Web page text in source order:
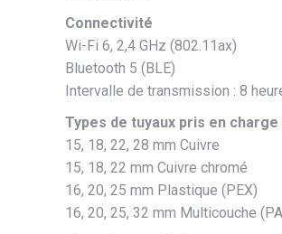
Connectivité
Wi-Fi 6, 2,4 GHz (802.11ax)
Bluetooth 5 (BLE)
Intervalle de transmission : 8
Types de tuyaux pris en
15, 18, 22, 28 mm Cuivre
15, 18, 22 mm Cuivre chromé
16, 20, 25 mm Plastique (PEX)
16, 20, 25, 32 mm Multicouche